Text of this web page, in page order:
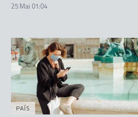
25 Mai 01:04
PAÍS